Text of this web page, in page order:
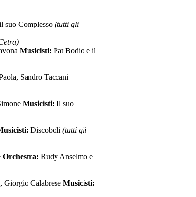
suo Complesso (tutti gli
Musicisti: Pat Bodio e il
Sandro Taccani
Musicisti: Il suo
Discoboli (tutti gli
Orchestra: Rudy Anselmo e
Giorgio Calabrese Musicisti: